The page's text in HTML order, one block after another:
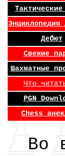
Энциклопедия
Дебют
Свежие
Шахматные
Что
PGN
Chess
Во